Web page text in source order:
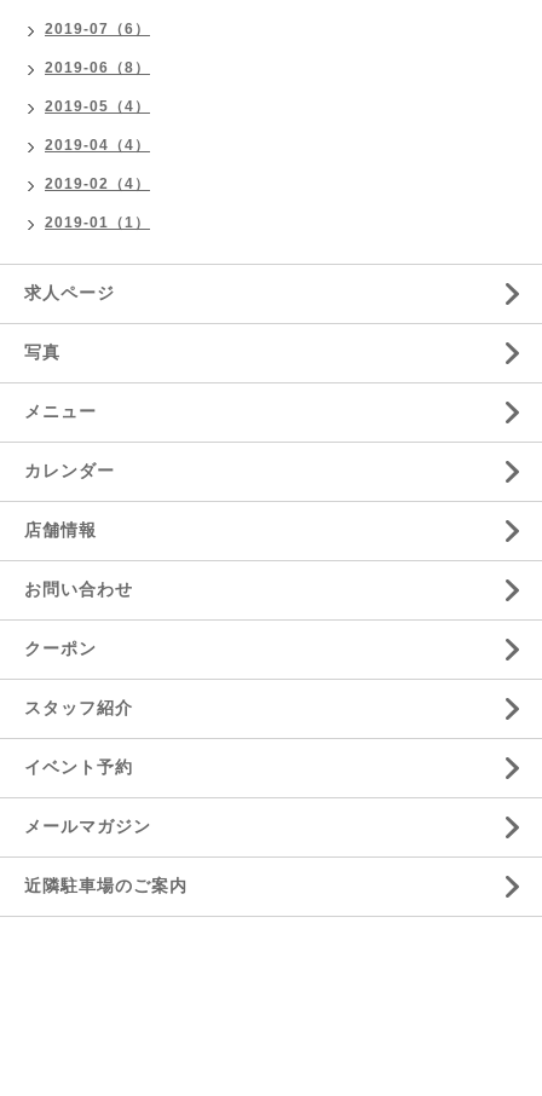
2019-07（6）
2019-06（8）
2019-05（4）
2019-04（4）
2019-02（4）
2019-01（1）
求人ページ
写真
メニュー
カレンダー
店舗情報
お問い合わせ
クーポン
スタッフ紹介
イベント予約
メールマガジン
近隣駐車場のご案内